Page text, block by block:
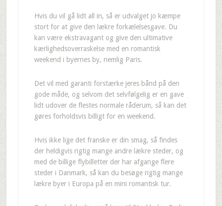
Hvis du vil gå lidt all in, så er udvalget jo kæmpe
stort for at give den lækre forkælelsesgave. Du
kan være ekstravagant og give den ultimative
kærlighedsoverraskelse med en romantisk
weekend i byernes by, nemlig Paris.
Det vil med garanti forstærke jeres bånd på den
gode måde, og selvom det selvfølgelig er en gave
lidt udover de flestes normale råderum, så kan det
gøres forholdsvis billigt for en weekend.
Hvis ikke lige det franske er din smag, så findes
der heldigvis rigtig mange andre lækre steder, og
med de billige flybilletter der har afgange flere
steder i Danmark, så kan du besøge rigtig mange
lækre byer i Europa på en mini romantisk tur.